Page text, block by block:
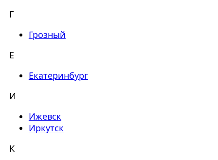
Г
Грозный
Е
Екатеринбург
И
Ижевск
Иркутск
К